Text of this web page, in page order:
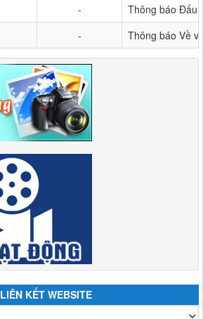
-
Thông báo Đấu
- Thông báo Về
LIÊN KẾT WEBSITE